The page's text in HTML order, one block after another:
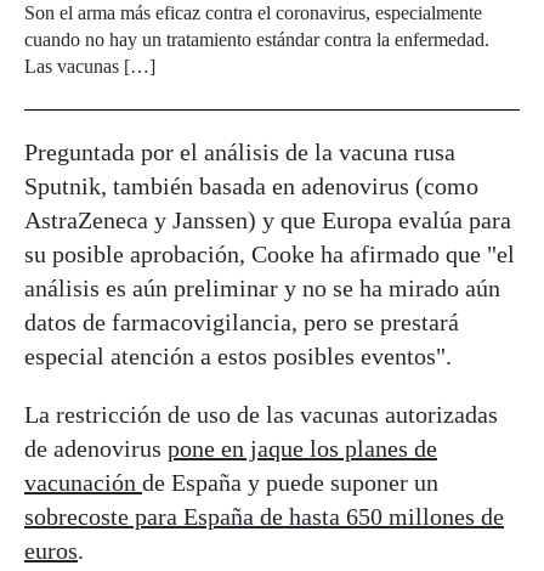
Son el arma más eficaz contra el coronavirus, especialmente
cuando no hay un tratamiento estándar contra la enfermedad.
Las vacunas […]
Preguntada por el análisis de la vacuna rusa
Sputnik, también basada en adenovirus (como
AstraZeneca y Janssen) y que Europa evalúa para
su posible aprobación, Cooke ha afirmado que "el
análisis es aún preliminar y no se ha mirado aún
datos de farmacovigilancia, pero se prestará
especial atención a estos posibles eventos".
La restricción de uso de las vacunas autorizadas
de adenovirus pone en jaque los planes de
vacunación de España y puede suponer un
sobrecoste para España de hasta 650 millones de
euros.